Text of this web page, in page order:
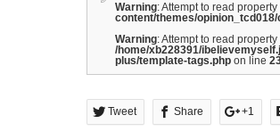
Warning: Attempt to read
content/themes/
Warning: Attempt to read
/home/xb228391/
plus/template-tags.php on line
Tweet Share +1